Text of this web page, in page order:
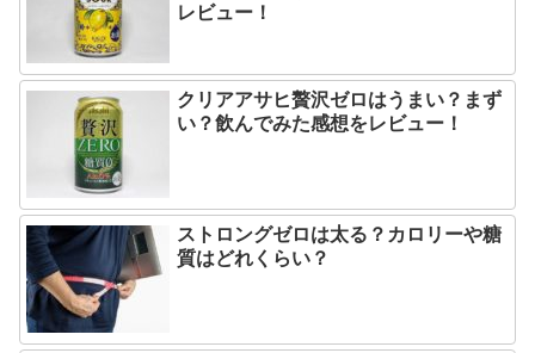
レビュー！
クリアアサヒ贅沢ゼロはうまい？まず
い？飲んでみた感想をレビュー！
ストロングゼロは太る？カロリーや糖
質はどれくらい？